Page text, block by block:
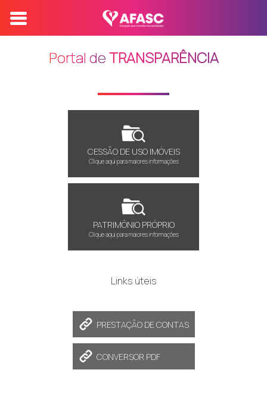
Portal deTRANSPARÊNCIA
CESSÃO DE USO IMÓVEIS
Clique aqui para maiores informações
PATRIMÔNIO PRÓPRIO
Clique aqui para maiores informações
Links úteis
PRESTAÇÃO DE CONTAS
CONVERSOR PDF